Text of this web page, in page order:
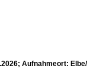
Aufnahmeort: